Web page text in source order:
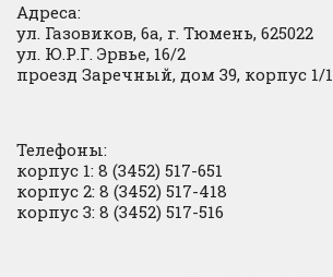
Адреса:
ул. Газовиков, 6а, г. Тюмень, 625022
ул. Ю.Р.Г. Эрвье, 16/2
проезд Заречный, дом 39, корпус 1/1
Телефоны:
корпус 1: 8 (3452) 517-651
корпус 2: 8 (3452) 517-418
корпус 3: 8 (3452) 517-516